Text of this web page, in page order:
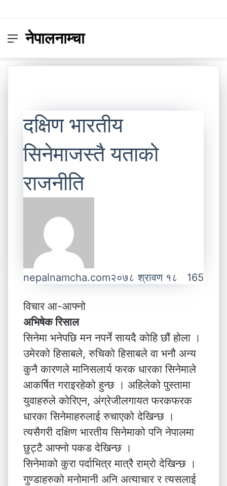
Menu
नेपालनाम्चा
दक्षिण भारतीय
सिनेमाजस्तै यताको
राजनीति
nepalnamcha.com२०७८ श्रावण १८ 165
विचार आ-आफ्नो
अभिषेक रिसाल
सिनेमा भनेपछि मन नपर्ने सायदै कोहि छौं होला ।
उमेरको हिसाबले, रुचिको हिसाबले वा भनौ अन्य
कुनै कारणले मानिसलार्य फरक धारका सिनेमाले
आकर्षित गराइरहेको हुन्छ । अहिलेको पुस्तामा
युवाहरुले कोरिएन, अंग्रेजीलगायत फरकफरक
धारका सिनेमाहरुलाई रुचाएको देखिन्छ ।
त्यसैगरी दक्षिण भारतीय सिनेमाको पनि नेपालमा
छुट्टै आफ्नो पकड देखिन्छ ।
सिनेमाको कुरा पर्दाभित्र मात्रै राम्रो देखिन्छ ।
गुण्डाहरुको मनोमानी अनि अत्याचार र त्यसलाई